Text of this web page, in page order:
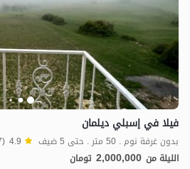
فيلا في إسبلي ديلمان
بدون غرفة نوم . 50 متر . حتى 5 ضيف 4.9 (77 تعليق)
الليلة من 2,000,000 تومان